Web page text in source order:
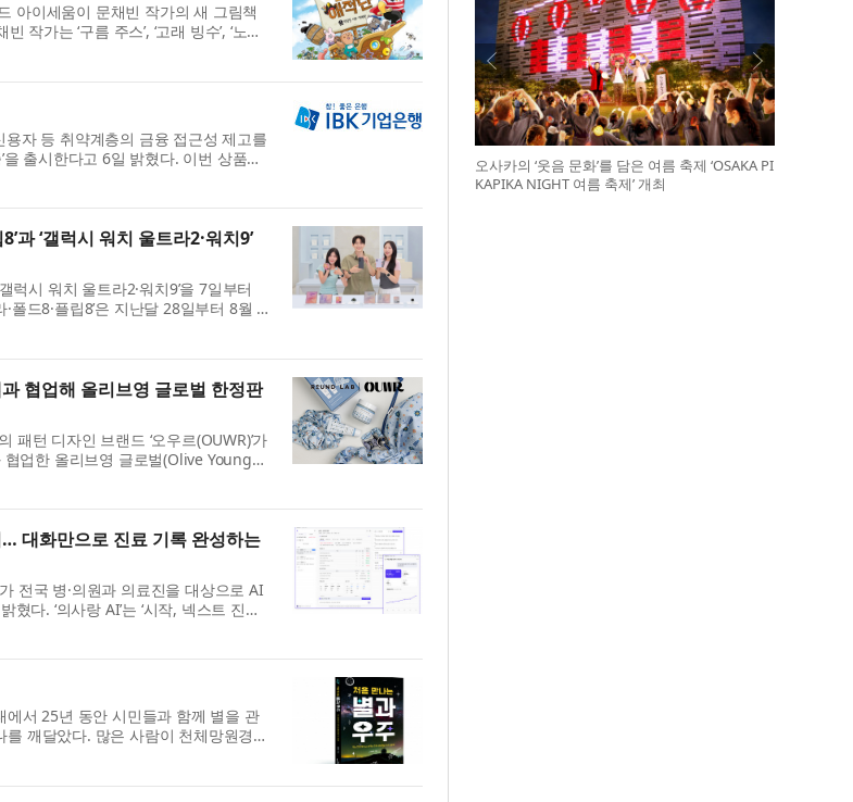
아이세움이 문채빈 작가의 새 그림책
작가는 ‘구름 주스’, ‘고래 빙수’, ‘노을
생생한 감성을...
자 등 취약계층의 금융 접근성 제고를
출시한다고 6일 밝혔다. 이번 상품은
에 이은 비대면 전용 ...
과 ‘갤럭시 워치 울트라2·워치9’
럭시 워치 울트라2·워치9’을 7일부터
폴드8·플립8’은 지난달 28일부터 8월 3
고 기록인 144만 대 판...
협업해 올리브영 글로벌 한정판
턴 디자인 브랜드 ‘오우르(OUWR)’가
업한 올리브영 글로벌(Olive Young
케어와 디자인, 패션이 결합된...
… 대화만으로 진료 기록 완성하는
전국 병·의원과 의료진을 대상으로 AI
다. ‘의사랑 AI’는 ‘시작, 넥스트 진료
‘의사랑’의 노...
에서 25년 동안 시민들과 함께 별을 관
깨달았다. 많은 사람이 천체망원경으
는 실망감마저 내비치는...
오사카의 ‘웃음 문화’를 담은 여름 축제 ‘OSAKA PI
KAPIKA NIGHT 여름 축제’ 개최